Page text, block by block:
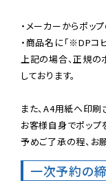
・メーカーからポッ
・商品名に「※DPコ
上記の場合、正規の
しております。
また、A4用紙へ印刷
お客様自身でポップ
予めご了承の程、お
一次予約の